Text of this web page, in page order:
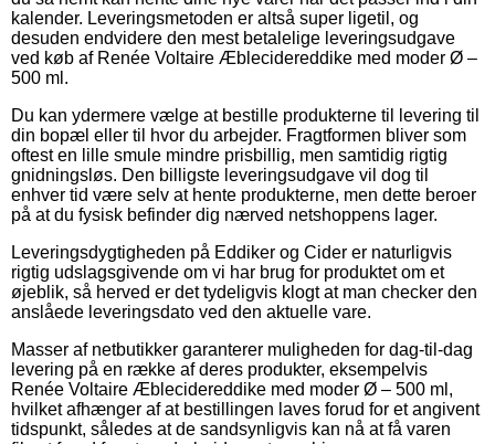
kalender. Leveringsmetoden er altså super ligetil, og
desuden endvidere den mest betalelige leveringsudgave
ved køb af Renée Voltaire Æblecidereddike med moder Ø –
500 ml.
Du kan ydermere vælge at bestille produkterne til levering til
din bopæl eller til hvor du arbejder. Fragtformen bliver som
oftest en lille smule mindre prisbillig, men samtidig rigtig
gnidningsløs. Den billigste leveringsudgave vil dog til
enhver tid være selv at hente produkterne, men dette beroer
på at du fysisk befinder dig nærved netshoppens lager.
Leveringsdygtigheden på Eddiker og Cider er naturligvis
rigtig udslagsgivende om vi har brug for produktet om et
øjeblik, så herved er det tydeligvis klogt at man checker den
anslåede leveringsdato ved den aktuelle vare.
Masser af netbutikker garanterer muligheden for dag-til-dag
levering på en række af deres produkter, eksempelvis
Renée Voltaire Æblecidereddike med moder Ø – 500 ml,
hvilket afhænger af at bestillingen laves forud for et angivent
tidspunkt, således at de sandsynligvis kan nå at få varen